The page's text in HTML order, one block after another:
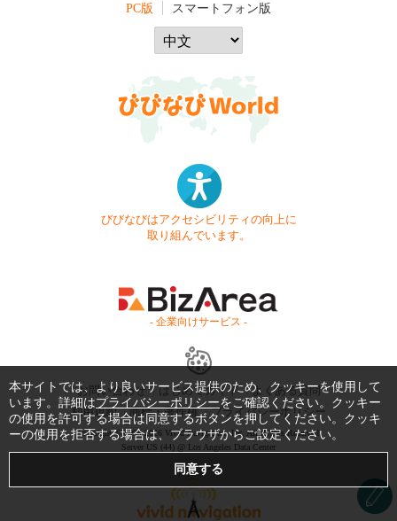
PC版 スマートフォン版
びびなびはアクセシビリティの向上に
取り組んでいます。
- 企業向けサービス -
お問い合わせ はじめてガイド
よくある質問
利用規約
商標・著作権 プライバシーポリシー
Copyright © 1999-2026 Vivid Navigation, Inc. All Rights Reserved.
Server US (44) @ Los Angeles Data Center
本サイトでは、より良いサービス提供のため、クッキーを使用して
います。詳細はプライバシーポリシーをご確認ください。クッキー
の使用を許可する場合は同意するボタンを押してください。クッキ
ーの使用を拒否する場合は、ブラウザからご設定ください。